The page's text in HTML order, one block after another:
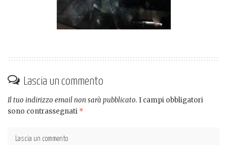
Lascia un commento
Il tuo indirizzo email non sarà pubblicato. I campi obbligatori
sono contrassegnati *